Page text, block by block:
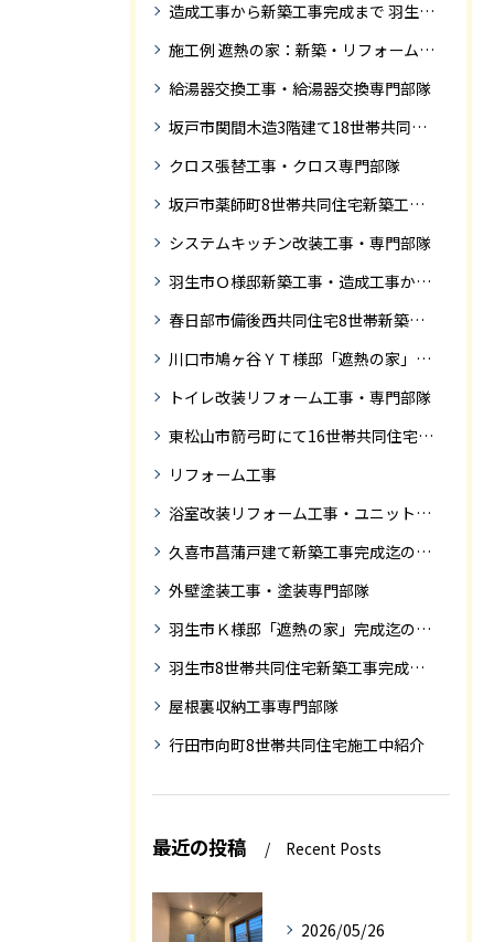
造成工事から新築工事完成まで 羽生市Ｓ様邸新築工事・
施工例 遮熱の家：新築・リフォーム ドローンにて空撮
給湯器交換工事・給湯器交換専門部隊
坂戸市関間木造3階建て18世帯共同住宅の完成迄紹介
クロス張替工事・クロス専門部隊
坂戸市薬師町8世帯共同住宅新築工事完成迄の紹介です
システムキッチン改装工事・専門部隊
羽生市Ｏ様邸新築工事・造成工事から住宅完成までの紹介
春日部市備後西共同住宅8世帯新築工事完成迄の紹介です。
川口市鳩ヶ谷ＹＴ様邸「遮熱の家」工事状況
トイレ改装リフォーム工事・専門部隊
東松山市箭弓町にて16世帯共同住宅新築工事完成迄の紹介です。
リフォーム工事
浴室改装リフォーム工事・ユニットバス専門部隊
久喜市菖蒲戸建て新築工事完成迄の紹介
外壁塗装工事・塗装専門部隊
羽生市Ｋ様邸「遮熱の家」完成迄の紹介です
羽生市8世帯共同住宅新築工事完成迄の紹介
屋根裏収納工事専門部隊
行田市向町8世帯共同住宅施工中紹介
最近の投稿 Recent Posts
2026/05/26